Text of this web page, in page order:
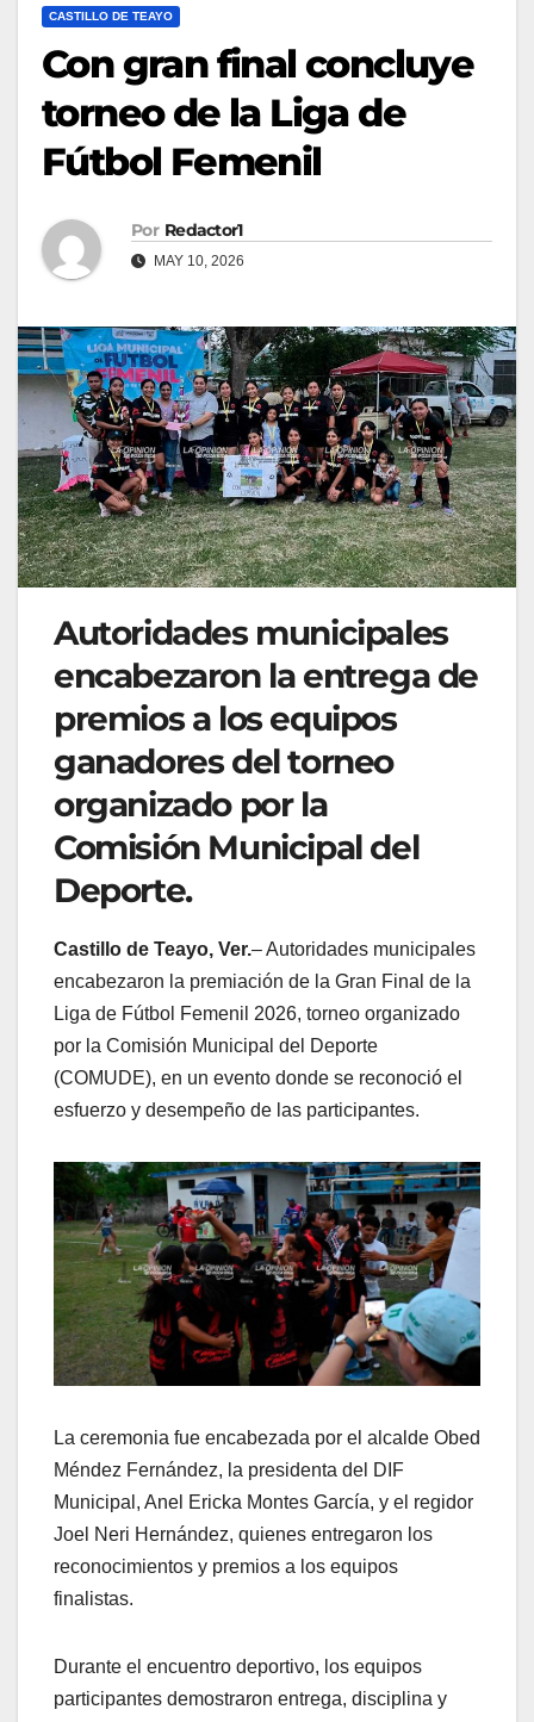
CASTILLO DE TEAYO
Con gran final concluye
torneo de la Liga de
Fútbol Femenil
Por Redactor1
MAY 10, 2026
Autoridades municipales
encabezaron la entrega de
premios a los equipos
ganadores del torneo
organizado por la
Comisión Municipal del
Deporte.
Castillo de Teayo, Ver.– Autoridades municipales
encabezaron la premiación de la Gran Final de la
Liga de Fútbol Femenil 2026, torneo organizado
por la Comisión Municipal del Deporte
(COMUDE), en un evento donde se reconoció el
esfuerzo y desempeño de las participantes.
La ceremonia fue encabezada por el alcalde Obed
Méndez Fernández, la presidenta del DIF
Municipal, Anel Ericka Montes García, y el regidor
Joel Neri Hernández, quienes entregaron los
reconocimientos y premios a los equipos
finalistas.
Durante el encuentro deportivo, los equipos
participantes demostraron entrega, disciplina y